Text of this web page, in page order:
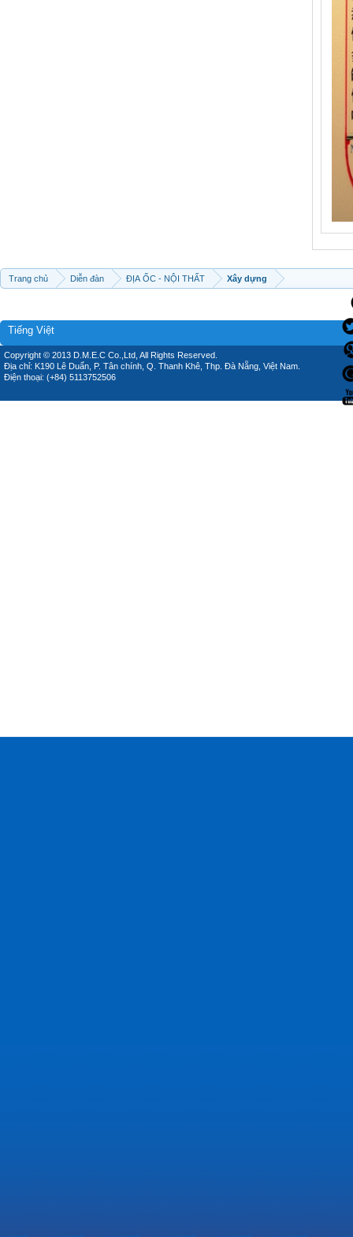
Trang chủ Diễn đàn ĐỊA ỐC - NỘI THẤT Xây dựng
Tiếng Việt
Copyright © 2013 D.M.E.C Co.,Ltd, All Rights Reserved.
Địa chỉ: K190 Lê Duẩn, P. Tân chính, Q. Thanh Khê, Thp. Đà Nẵng, Việt Nam.
Điện thoại: (+84) 5113752506